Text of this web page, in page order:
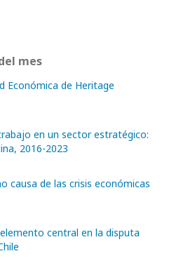
mes
Económica de Heritage
en un sector estratégico:
2016-2023
causa de las crisis económicas
central en la disputa